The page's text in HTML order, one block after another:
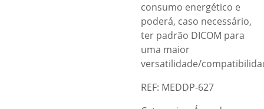
consumo energético e
poderá, caso necessário,
ter padrão DICOM para
uma maior
versatilidade/
REF: MEDDP-627